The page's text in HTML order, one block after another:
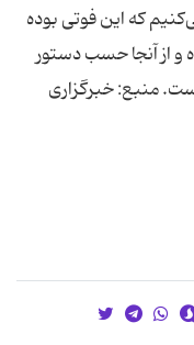
که این فوتی بوده
و از آنجا حسب دستور
منبع: خبرگزاری